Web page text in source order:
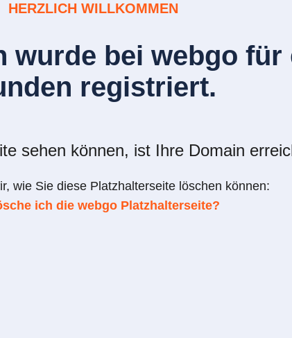
HERZLICH WILLKOMMEN
wurde bei webgo für
registriert.
sehen können, ist Ihre Domain
wie Sie diese Platzhalterseite löschen können:
ich die webgo Platzhalterseite?